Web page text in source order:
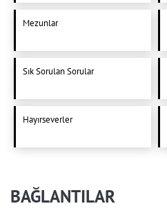
Mezunlar
Sık Sorulan Sorular
Hayırseverler
BAĞLANTILAR